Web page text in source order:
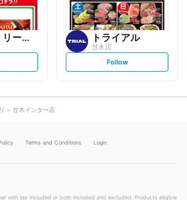
マート トライアル
甘木店
s
t
Follow
甘木インター店
Terms and Conditions Login
with tax included or both included and excluded. Products eligible